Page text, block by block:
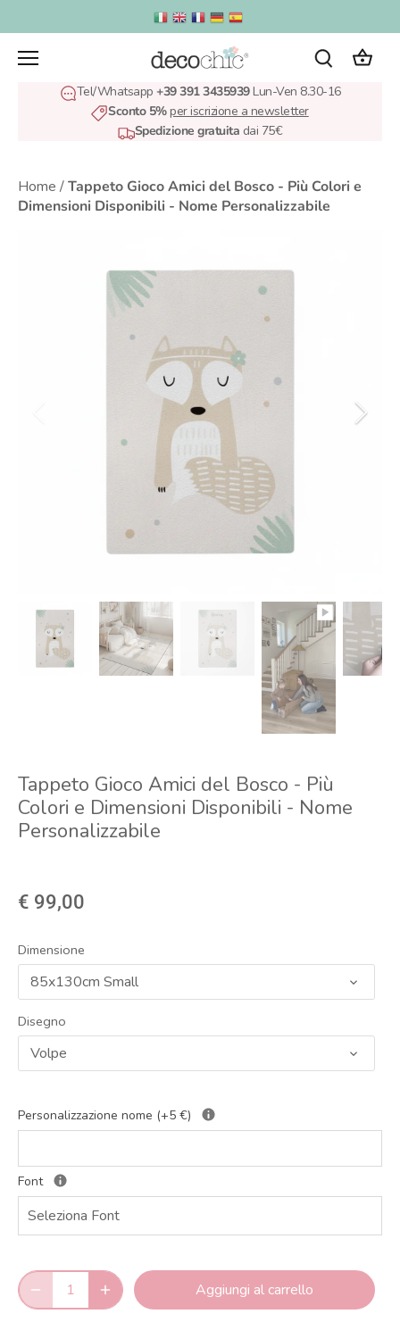
al
contenuto
Tel/Whatsapp +39 391 3435939Lun-Ven 8.30-16
Sconto 5%per iscrizione a newsletter
Spedizione gratuita dai 75€
Home /Tappeto Gioco Amici del Bosco - Più Colori e
Dimensioni Disponibili - Nome Personalizzabile
Tappeto Gioco Amici del Bosco - Più
Colori e Dimensioni Disponibili - Nome
Personalizzabile
€ 99,00
Dimensione
85x130cm Small
Disegno
Volpe
Personalizzazione nome (+5 €)
Font
Aggiungi al carrello